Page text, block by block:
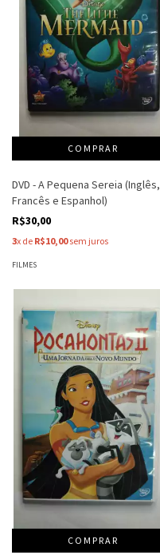
DVD - A Pequena Sereia (Inglês,
Francês e Espanhol)
R$30,00
3x de R$10,00sem juros
FILMES